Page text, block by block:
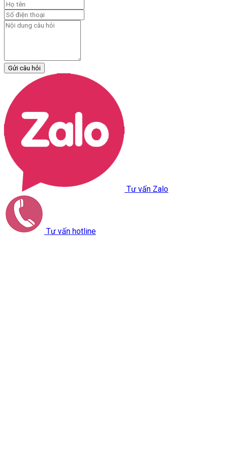
Gửi câu hỏi
Tư vấn Zalo
Tư vấn hotline